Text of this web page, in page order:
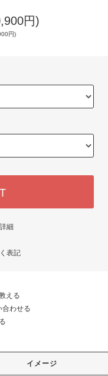
円)
円)
細
表記
える
合わせる
イメージ